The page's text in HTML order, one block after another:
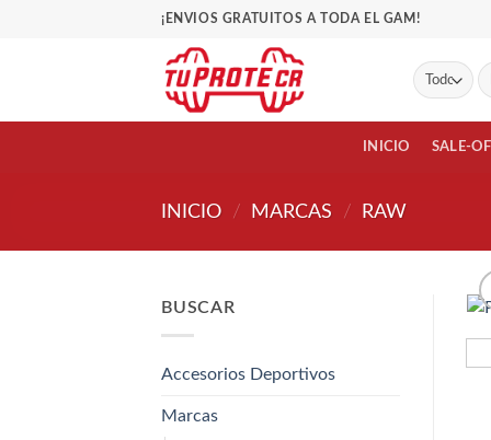
¡ENVIOS GRATUITOS A TODA EL GAM!
INICIO SALE-
INICIO / MARCAS / RAW
BUSCAR
Accesorios Deportivos
Marcas